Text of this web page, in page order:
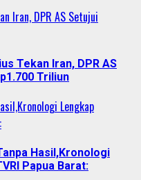
Iran, DPR AS Setujui
Tekan Iran, DPR AS
Triliun
Lengkap
Hasil,Kronologi
Papua Barat: